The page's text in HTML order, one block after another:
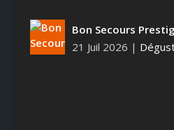
Bon Secours
21 Juil 2026 |